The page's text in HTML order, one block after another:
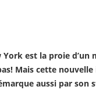
York est la proie d’un
Mais cette
aussi par son